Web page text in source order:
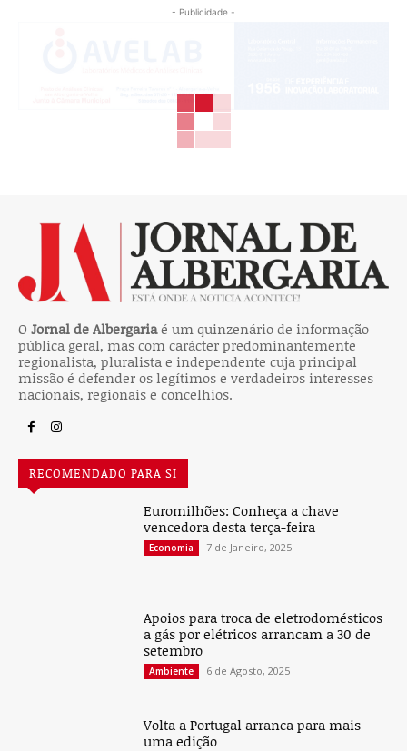
- Publicidade -
O Jornal de Albergariaé um quinzenário de informação
pública geral, mas com carácter predominantemente
regionalista, pluralista e independente cuja principal
missão é defender os legítimos e verdadeiros interesses
nacionais, regionais e concelhios.
RECOMENDADO PARA SI
Euromilhões: Conheça a chave
vencedora desta terça-feira
Economia 7 de Janeiro, 2025
Apoios para troca de eletrodomésticos
a gás por elétricos arrancam a 30 de
setembro
Ambiente 6 de Agosto, 2025
Volta a Portugal arranca para mais
uma edição